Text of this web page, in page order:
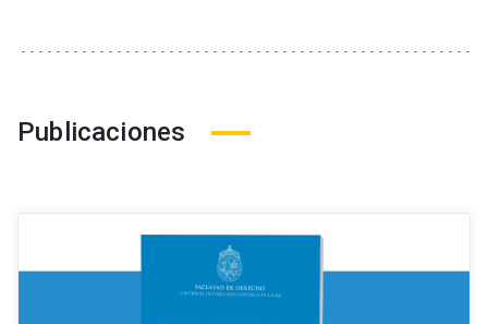
Publicaciones